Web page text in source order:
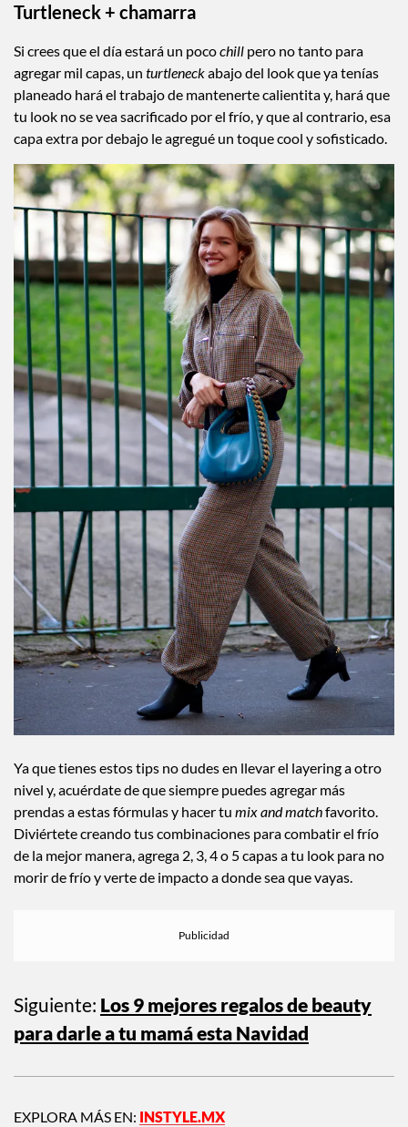
Turtleneck + chamarra
Si crees que el día estará un pocochill pero no tanto para
agregar mil capas, un turtleneckabajo del look que ya tenías
planeado hará el trabajo de mantenerte calientita y, hará que
tu look no se vea sacrificado por el frío, y que al contrario, esa
capa extra por debajo le agregué un toque cool y sofisticado.
Ya que tienes estos tips no dudes en llevar el layering a otro
nivel y, acuérdate de que siempre puedes agregar más
prendas a estas fórmulas y hacer tu mix and matchfavorito.
Diviértete creando tus combinaciones para combatir el frío
de la mejor manera, agrega 2, 3, 4 o 5 capas a tu look para no
morir de frío y verte de impacto a donde sea que vayas.
Siguiente: Los 9 mejores regalos de beauty
para darle a tu mamá esta Navidad
EXPLORA MÁS EN: INSTYLE.MX